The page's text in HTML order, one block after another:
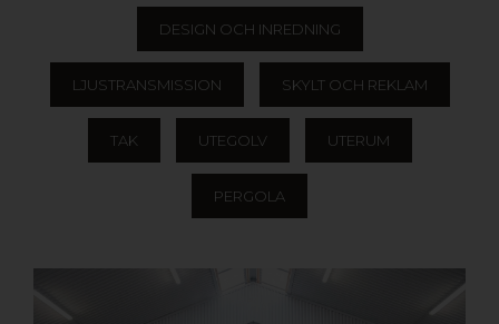
DESIGN OCH INREDNING
LJUSTRANSMISSION SKYLT OCH REKLAM
TAK UTEGOLV UTERUM
PERGOLA